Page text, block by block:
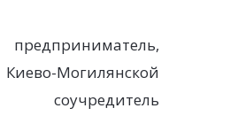
Могилянской